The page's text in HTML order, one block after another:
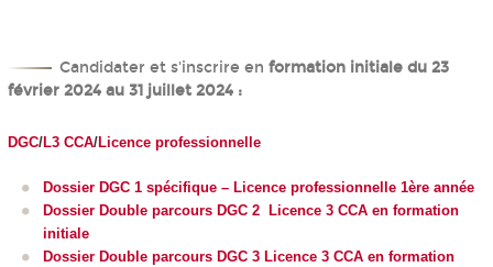
Candidater et s'inscrire enformation initialedu 23
février 2024 au 31 juillet 2024 :
DGC/L3 CCA/Licence professionnelle
Dossier DGC 1 spécifique – Licence professionnelle 1ère année
Dossier Double parcours DGC 2 Licence 3 CCA en formation
initiale
Dossier Double parcours DGC 3 Licence 3 CCA en formation